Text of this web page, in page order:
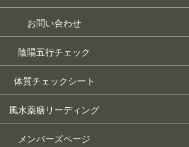
お問い合わせ
陰陽五行チェック
体質チェックシート
風水薬膳リーディング
メンバーズページ